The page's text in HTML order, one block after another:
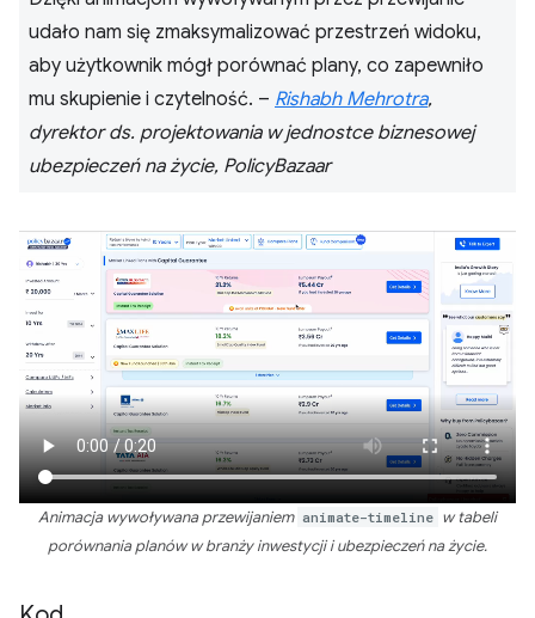
udało nam się zmaksymalizować przestrzeń widoku,
aby użytkownik mógł porównać plany, co zapewniło
mu skupienie i czytelność. – Rishabh Mehrotra,
dyrektor ds. projektowania w jednostce biznesowej
ubezpieczeń na życie, PolicyBazaar
Animacja wywoływana przewijaniem animate-timeline w tabeli
porównania planów w branży inwestycji i ubezpieczeń na życie.